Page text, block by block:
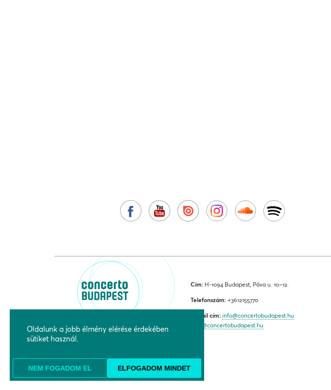
Cím: H-1094 Budapest, Páva u. 10–12.
Telefonszám: +3612155770
E-mail cím: info@concertobudapest.hu
jegy@concertobudapest.hu
Oldalunk a jobb élmény elérése érdekében
sütiket használ.
NEM FOGADOM EL ELFOGADOM MINDET